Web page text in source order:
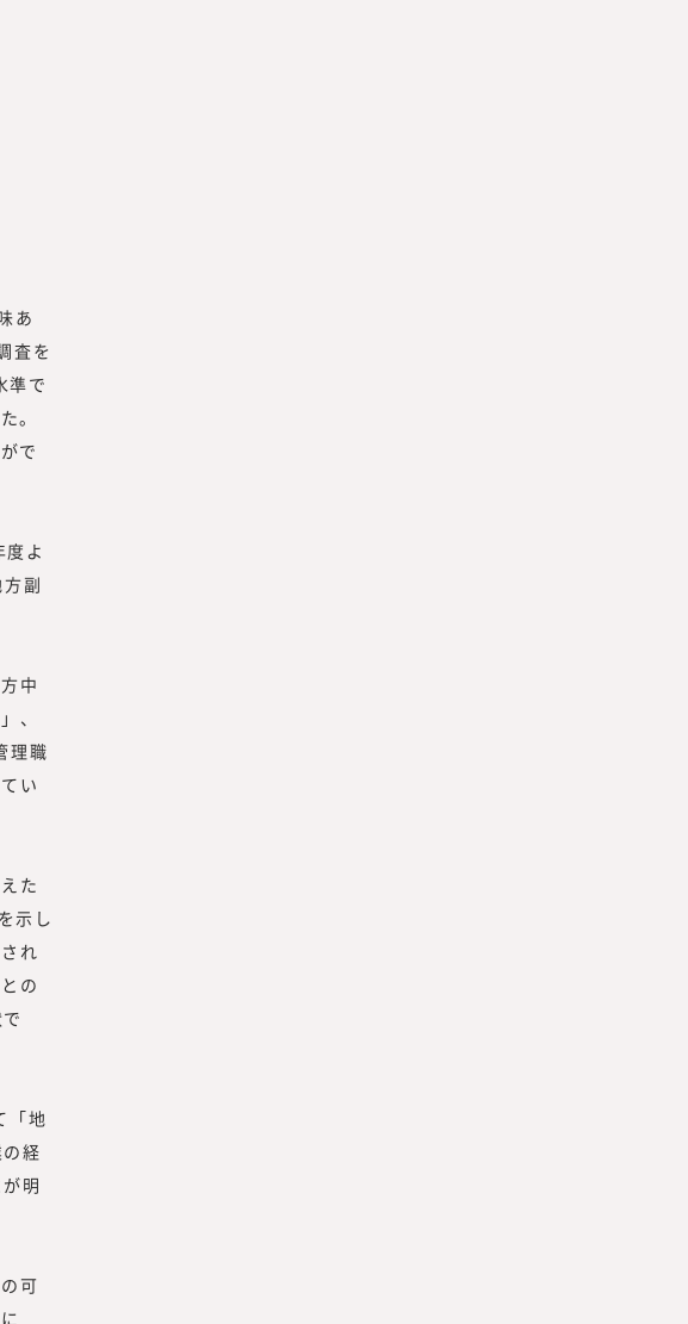
あ
査を
準で
。
で
よ
副
中
、
理職
い
た
示し
れ
の
「地
経
明
可